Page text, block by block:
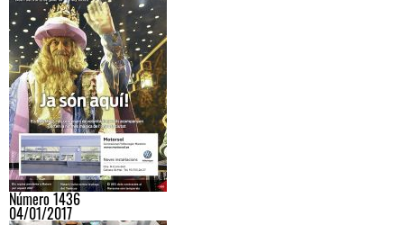
Número 1436
04/01/2017